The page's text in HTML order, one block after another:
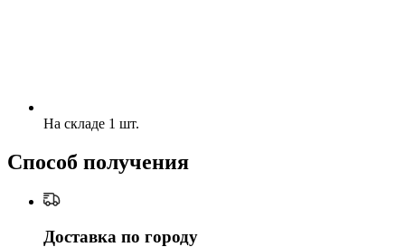
На складе 1 шт.
Способ получения
Доставка по городу